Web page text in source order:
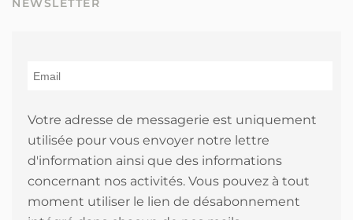
NEWSLETTER
Votre adresse de messagerie est uniquement
utilisée pour vous envoyer notre lettre
d'information ainsi que des informations
concernant nos activités. Vous pouvez à tout
moment utiliser le lien de désabonnement